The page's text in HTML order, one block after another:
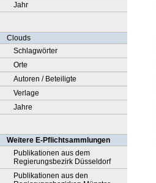
Jahr
Clouds
Schlagwörter
Orte
Autoren / Beteiligte
Verlage
Jahre
Weitere E-Pflichtsammlungen
Publikationen aus dem
Regierungsbezirk Düsseldorf
Publikationen aus den